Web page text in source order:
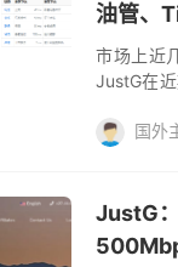
油管、
市场上近
JustG在
国外
JustG